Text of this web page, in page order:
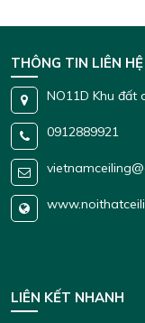
THÔNG TIN LIÊN HỆ
NO11D Khu đất
0912889921
LIÊN KẾT NHANH